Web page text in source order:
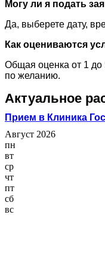
Могу ли я подать
Да, выберете дату,
Как оцениваются
Общая оценка от 1 до
по желанию.
Актуальное
Прием в Клиника
Август 2026
пн
вт
ср
чт
пт
сб
вс